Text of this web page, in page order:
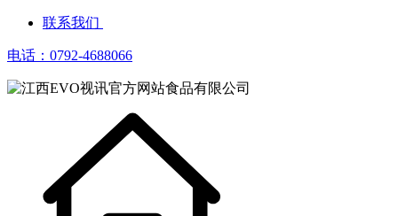
联系我们
电话：0792-4688066